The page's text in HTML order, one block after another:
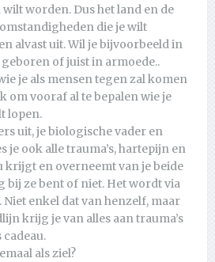
worden. Dus het land en de
die je wilt
alvast uit. Wil je bijvoorbeeld in
of juist in armoede..
je als mensen tegen zal komen
om vooraf al te bepalen wie je
lopen.
uit, je biologische vader en
je ook alle trauma’s, hartepijn en
krijgt en overneemt van je beide
bij ze bent of niet. Het wordt via
enkel dat van henzelf, maar
krijg je van alles aan trauma’s
als ziel?